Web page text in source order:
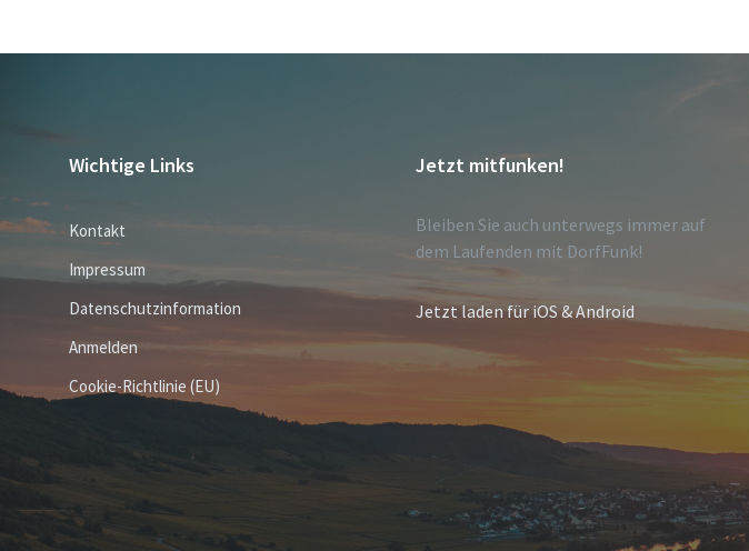
Wichtige Links
Kontakt
Impressum
Datenschutzinformation
Anmelden
Cookie-Richtlinie (EU)
Jetzt mitfunken!
Bleiben Sie auch unterwegs immer auf
dem Laufenden mit DorfFunk!
Jetzt laden für iOS & Android